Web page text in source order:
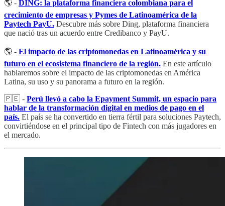
🌎 - DING: la plataforma financiera colombiana para el
crecimiento de empresas y Pymes de Latinoamérica de la
Paytech PayU. Descubre más sobre Ding, plataforma financiera
que nació tras un acuerdo entre Credibanco y PayU.
🌎 - El impacto de las criptomonedas en Latinoamérica y su
futuro en el ecosistema financiero de la región. En este artículo
hablaremos sobre el impacto de las criptomonedas en América
Latina, su uso y su panorama a futuro en la región.
🇵🇪 - Perú llevó a cabo la Epayment Summit, un espacio para
hablar de la transformación digital en medios de pago en el
país. El país se ha convertido en tierra fértil para soluciones Paytech,
convirtiéndose en el principal tipo de Fintech con más jugadores en
el mercado.